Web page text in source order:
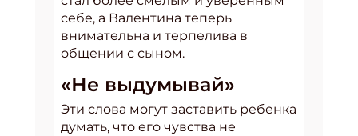
себе, а Валентина теперь
внимательна и терпелива в
общении с сыном.
«Не выдумывай»
Эти слова могут заставить ребенка
думать, что его чувства не